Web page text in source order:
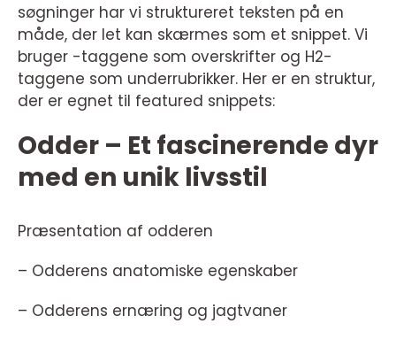
søgninger har vi struktureret teksten på en
måde, der let kan skærmes som et snippet. Vi
bruger -taggene som overskrifter og H2-
taggene som underrubrikker. Her er en struktur,
der er egnet til featured snippets:
Odder – Et fascinerende dyr
med en unik livsstil
Præsentation af odderen
– Odderens anatomiske egenskaber
– Odderens ernæring og jagtvaner